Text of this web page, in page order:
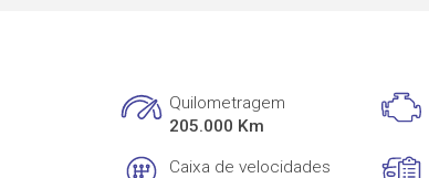
Quilometragem
205.000 Km
Caixa de velocidades